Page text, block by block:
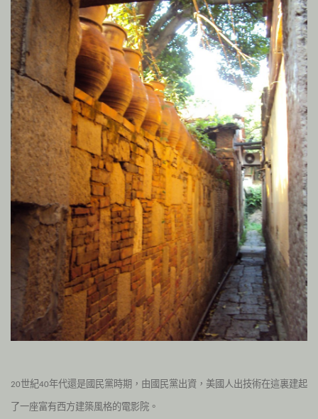
20世紀40年代還是國民黨時期，由國民黨出資，美國人出技術在這裏建起
了一座富有西方建築風格的電影院。